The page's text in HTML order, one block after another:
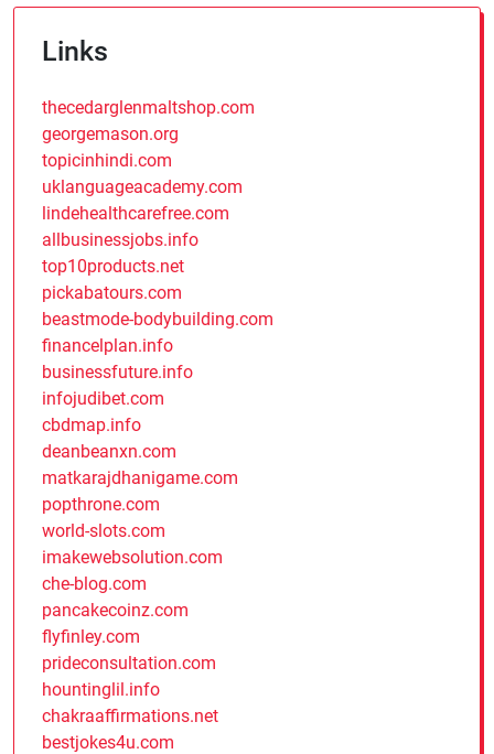
Links
thecedarglenmaltshop.com
georgemason.org
topicinhindi.com
uklanguageacademy.com
lindehealthcarefree.com
allbusinessjobs.info
top10products.net
pickabatours.com
beastmode-bodybuilding.com
financelplan.info
businessfuture.info
infojudibet.com
cbdmap.info
deanbeanxn.com
matkarajdhanigame.com
popthrone.com
world-slots.com
imakewebsolution.com
che-blog.com
pancakecoinz.com
flyfinley.com
prideconsultation.com
hountinglil.info
chakraaffirmations.net
bestjokes4u.com